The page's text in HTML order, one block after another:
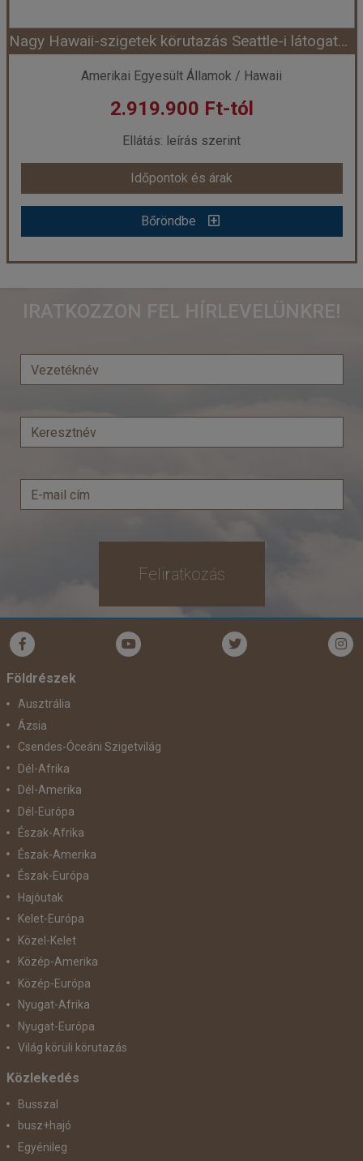
Nagy Hawaii-szigetek körutazás Seattle-i látogatással - csoportos körutazás tengerparti pihenéssel
Amerikai Egyesült Államok / Hawaii
2.919.900 Ft-tól
Ellátás: leírás szerint
Időpontok és árak
Bőröndbe
Város:Hawaii
Időtartam:14 éj
már 2.919.900 Ft-tól
Időpontok és árak
IRATKOZZON FEL HÍRLEVELÜNKRE!
Feliratkozás
Földrészek
Ausztrália
Ázsia
Csendes-Óceáni Szigetvilág
Dél-Afrika
Dél-Amerika
Dél-Európa
Észak-Afrika
Észak-Amerika
Észak-Európa
Hajóutak
Kelet-Európa
Közel-Kelet
Közép-Amerika
Közép-Európa
Nyugat-Afrika
Nyugat-Európa
Világ körüli körutazás
Közlekedés
Busszal
busz+hajó
Egyénileg